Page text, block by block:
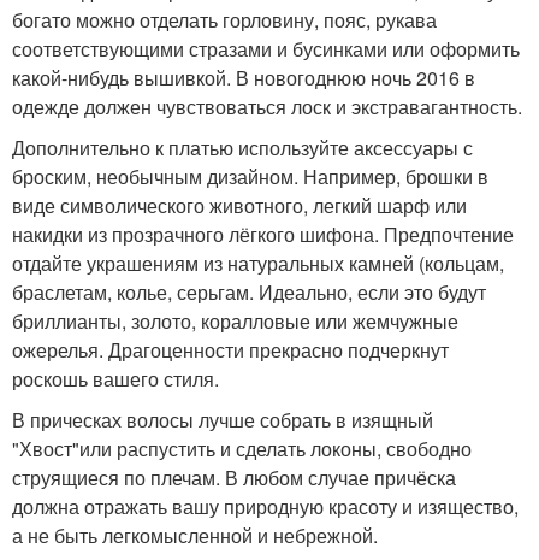
богато можно отделать горловину, пояс, рукава
соответствующими стразами и бусинками или оформить
какой-нибудь вышивкой. В новогоднюю ночь 2016 в
одежде должен чувствоваться лоск и экстравагантность.
Дополнительно к платью используйте аксессуары с
броским, необычным дизайном. Например, брошки в
виде символического животного, легкий шарф или
накидки из прозрачного лёгкого шифона. Предпочтение
отдайте украшениям из натуральных камней (кольцам,
браслетам, колье, серьгам. Идеально, если это будут
бриллианты, золото, коралловые или жемчужные
ожерелья. Драгоценности прекрасно подчеркнут
роскошь вашего стиля.
В прическах волосы лучше собрать в изящный
"Хвост"или распустить и сделать локоны, свободно
струящиеся по плечам. В любом случае причёска
должна отражать вашу природную красоту и изящество,
а не быть легкомысленной и небрежной.